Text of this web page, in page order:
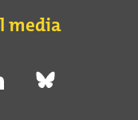
media